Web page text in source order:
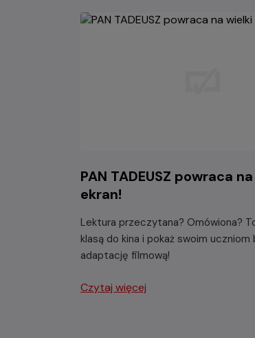
PAN TADEUSZ powraca
ekran!
Lektura przeczytana? Omówiona?
klasą do kina i pokaż swoim uczniom
adaptację filmową!
Czytaj więcej